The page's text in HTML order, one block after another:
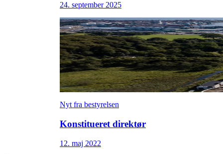
24. september 2025
Nyt fra bestyrelsen
Konstitueret direktør
12. maj 2022